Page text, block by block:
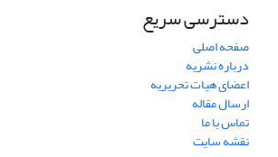
دسترسی سریع
صفحه اصلی
درباره نشریه
اعضای هیات تحریریه
ارسال مقاله
تماس با ما
نقشه سایت